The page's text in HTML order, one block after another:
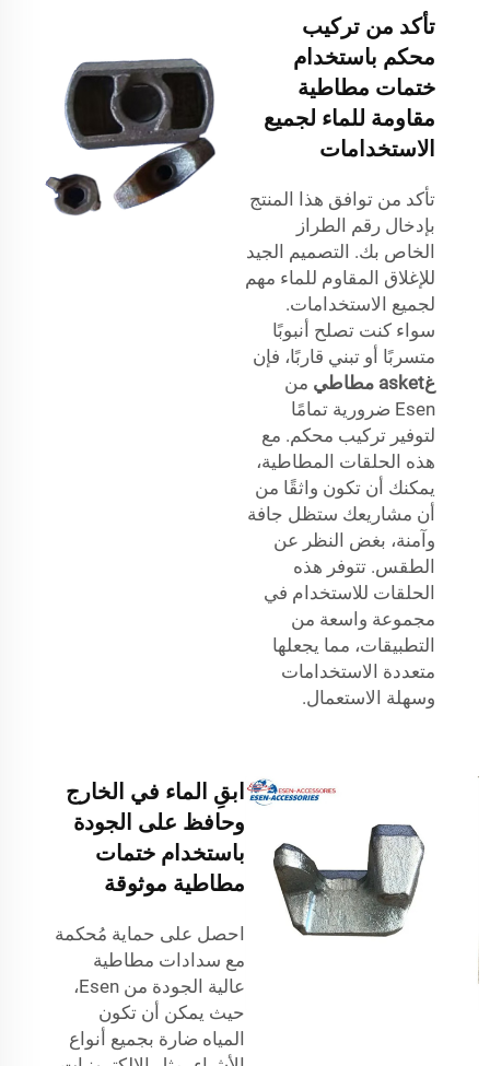
تأكد من تركيب
محكم باستخدام
ختمات مطاطية
مقاومة للماء لجميع
الاستخدامات
تأكد من توافق هذا المنتج
بإدخال رقم الطراز
الخاص بك. التصميم الجيد
للإغلاق المقاوم للماء مهم
لجميع الاستخدامات.
سواء كنت تصلح أنبوبًا
متسربًا أو تبني قاربًا، فإن
غasket مطاطي
من
Esen ضرورية تمامًا
لتوفير تركيب محكم. مع
هذه الحلقات المطاطية،
يمكنك أن تكون واثقًا من
أن مشاريعك ستظل جافة
وآمنة، بغض النظر عن
الطقس. تتوفر هذه
الحلقات للاستخدام في
مجموعة واسعة من
التطبيقات، مما يجعلها
متعددة الاستخدامات
وسهلة الاستعمال.
ابقِ الماء في الخارج
وحافظ على الجودة
باستخدام ختمات
مطاطية موثوقة
احصل على حماية مُحكمة
مع سدادات مطاطية
عالية الجودة من Esen،
حيث يمكن أن تكون
المياه ضارة بجميع أنواع